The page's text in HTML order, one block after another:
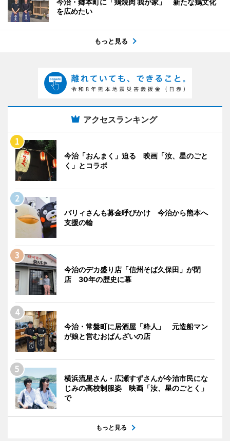
今治・郷本町に「鶏焼肉 我が家」 新たな鶏文化
を広めたい
もっと見る
アクセスランキング
今治「おんまく」迫る 映画「汝、星のごと
く」とコラボ
バリィさんも募金呼びかけ 今治から熊本へ
支援の輪
今治のデカ盛り店「信州そば久保田」が閉
店 30年の歴史に幕
今治・常盤町に居酒屋「粋人」 元造船マン
が娘と営むおばんざいの店
横浜流星さん・広瀬すずさんが今治市民にな
じみの高校制服姿 映画「汝、星のごとく」
で
もっと見る